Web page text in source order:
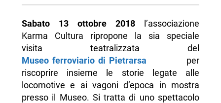
Sabato 13 ottobre 2018 l’associazione
Karma Cultura ripropone la sia speciale
visita teatralizzata del
Museo ferroviario di Pietrarsa per
riscoprire insieme le storie legate alle
locomotive e ai vagoni d’epoca in mostra
presso il Museo. Si tratta di uno spettacolo